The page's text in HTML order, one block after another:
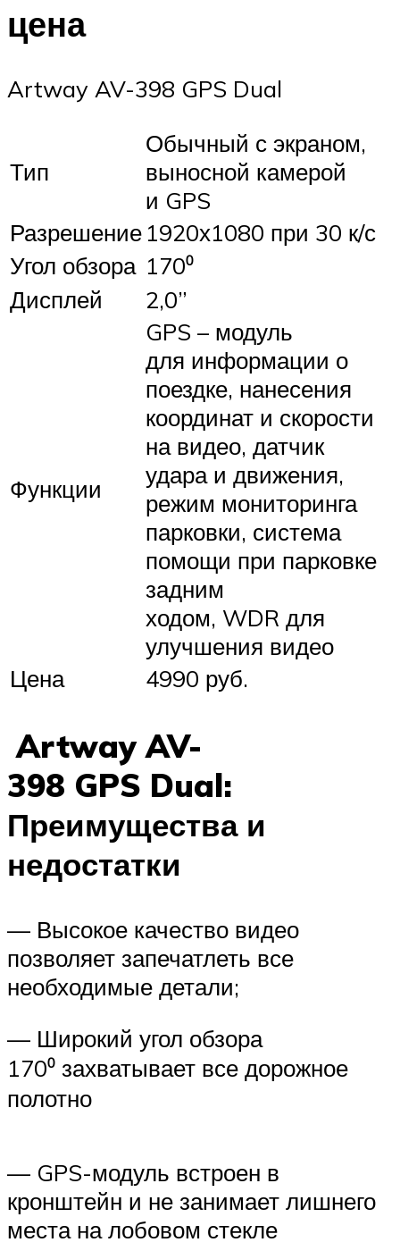
цена
Artway AV-398 GPS Dual
Тип
Обычный с экраном,
выносной камерой
и GPS
Разрешение 1920х1080 при 30 к/с
Угол обзора 170⁰
Дисплей
2,0”
Функции
GPS – модуль
для информации о
поездке, нанесения
координат и скорости
на видео, датчик
удара и движения,
режим мониторинга
парковки, система
помощи при парковке
задним
ходом, WDR для
улучшения видео
Цена
4990 руб.
Artway AV-
398 GPS Dual:
Преимущества и
недостатки
— Высокое качество видео
позволяет запечатлеть все
необходимые детали;
— Широкий угол обзора
170⁰ захватывает все дорожное
полотно
— GPS-модуль встроен в
кронштейн и не занимает лишнего
места на лобовом стекле